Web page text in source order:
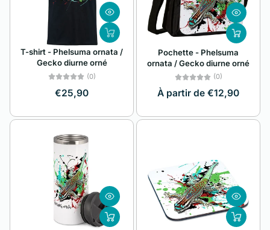
Alphabétique, de
A à Z
Alphabétique, de
Z à A
Prix: faible à élevé
Prix: élevé à faible
Date, de la plus
Date, de la plus
récente à la plus
ancienne
T-shirt - Phelsuma ornata /
Gecko diurne orné
(0)
€25,90
Pochette - Phelsuma
ornata / Gecko diurne orné
(0)
À partir de €12,90